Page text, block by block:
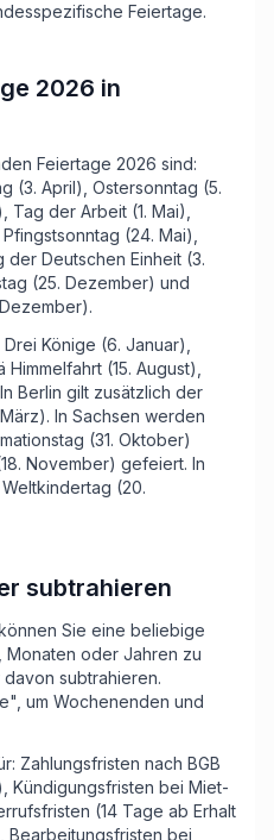
Feiertage.
2026 in
Feiertage 2026 sind:
(3. April), Ostersonntag (5.
Tag der Arbeit (1. Mai),
(24. Mai),
der Deutschen Einheit (3.
(25. Dezember) und
Könige (6. Januar),
(15. August),
Berlin gilt zusätzlich der
In Sachsen werden
(31. Oktober)
November) gefeiert. In
(20.
subtrahieren
Sie eine beliebige
Monaten oder Jahren zu
subtrahieren.
um Wochenenden und
Zahlungsfristen nach BGB
Kündigungsfristen bei Miet-
(14 Tage ab Erhalt
Bearbeitungsfristen bei